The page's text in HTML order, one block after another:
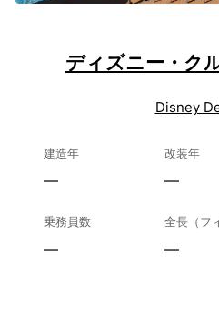
ディズニー・ク
Disney
建造年
—
改装年
—
乗務員数
—
全長（フ
—